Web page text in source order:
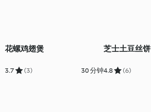
花螺鸡翅煲
3.7 (3) 30 分钟
芝士土豆丝饼
4.8 (6)